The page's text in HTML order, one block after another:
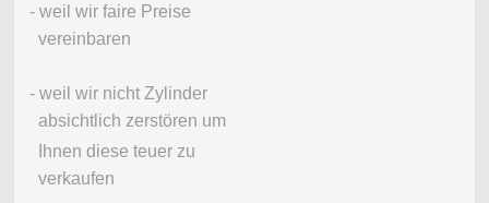
- weil wir faire Preise
vereinbaren
- weil wir nicht Zylinder
absichtlich zerstören um
Ihnen diese teuer zu
verkaufen